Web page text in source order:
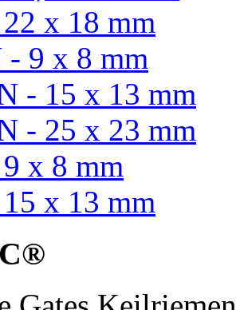
x 18 mm
9 x 8 mm
- 15 x 13 mm
- 25 x 23 mm
x 8 mm
x 13 mm